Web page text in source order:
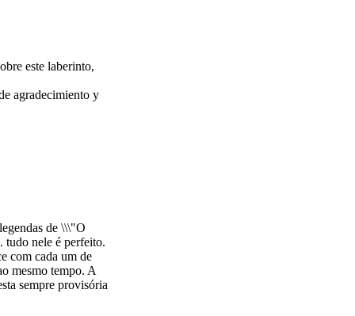
este laberinto,
agradecimiento y
de \\\"O
tudo nele é perfeito.
com cada um de
mesmo tempo. A
sempre provisória